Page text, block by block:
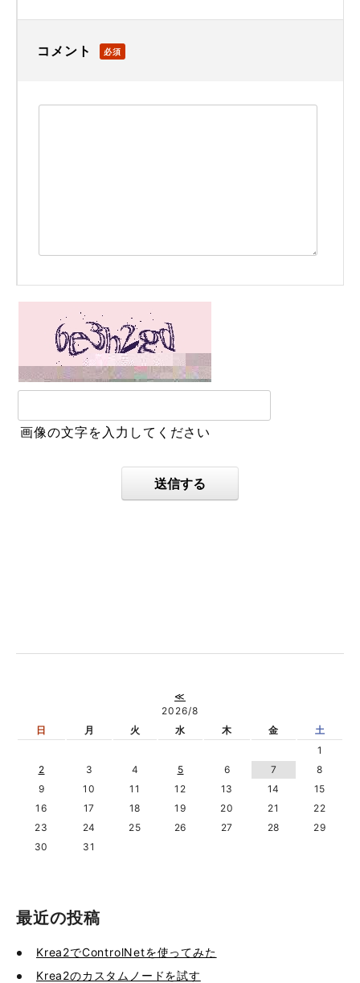
コメント 必須
画像の文字を入力してください
送信する
≪
2026/8
日
月 火 水 木 金
土
1
2
3 4 5 6 7
8
9
10 11 12 13 14
15
16
17 18 19 20 21
22
23
24 25 26 27 28
29
30
31
最近の投稿
Krea2でControlNetを使ってみた
Krea2のカスタムノードを試す